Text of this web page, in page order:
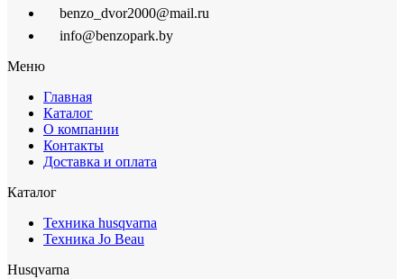
benzo_dvor2000@mail.ru
info@benzopark.by
Меню
Главная
Каталог
О компании
Контакты
Доставка и оплата
Каталог
Техника husqvarna
Техника Jo Beau
Husqvarna